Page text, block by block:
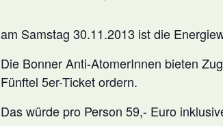
am Samstag 30.11.2013 ist die
Die Bonner Anti-AtomerInnen bieten
Fünftel 5er-Ticket ordern.
Das würde pro Person 59,- Euro